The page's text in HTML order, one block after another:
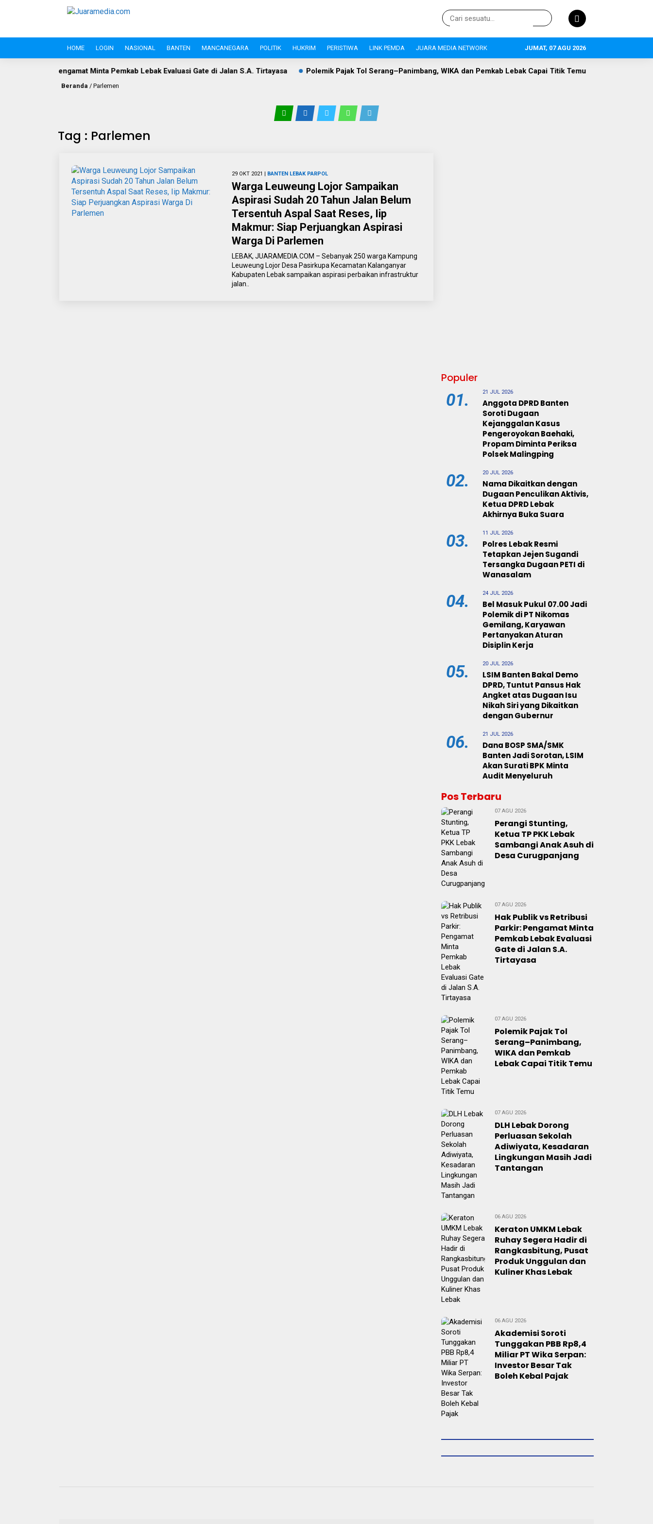
HOME LOGIN NASIONAL BANTEN MANCANEGARA POLITIK HUKRIM PERISTIWA LINK PEMDA JUARA MEDIA NETWORK JUMAT, 07 AGU 2026
Minta Pemkab Lebak Evaluasi Gate di Jalan S.A. Tirtayasa Polemik Pajak Tol Serang–Panimbang, WIKA dan Pemkab Lebak Capai Titik Temu DLH Lebak Dorong Perluasan
Beranda / Parlemen
Tag : Parlemen
29 OKT 2021 | BANTEN LEBAK PARPOL
Warga Leuweung Lojor Sampaikan
Aspirasi Sudah 20 Tahun Jalan Belum
Tersentuh Aspal Saat Reses, Iip
Makmur: Siap Perjuangkan Aspirasi
Warga Di Parlemen
LEBAK, JUARAMEDIA.COM – Sebanyak 250 warga Kampung
Leuweung Lojor Desa Pasirkupa Kecamatan Kalanganyar
Kabupaten Lebak sampaikan aspirasi perbaikan infrastruktur
jalan..
Populer
01. 21 JUL 2026
Anggota DPRD Banten
Soroti Dugaan
Kejanggalan Kasus
Pengeroyokan Baehaki,
Propam Diminta Periksa
Polsek Malingping
02. 20 JUL 2026
Nama Dikaitkan dengan
Dugaan Penculikan Aktivis,
Ketua DPRD Lebak
Akhirnya Buka Suara
03. 11 JUL 2026
Polres Lebak Resmi
Tetapkan Jejen Sugandi
Tersangka Dugaan PETI di
Wanasalam
04. 24 JUL 2026
Bel Masuk Pukul 07.00 Jadi
Polemik di PT Nikomas
Gemilang, Karyawan
Pertanyakan Aturan
Disiplin Kerja
05. 20 JUL 2026
LSIM Banten Bakal Demo
DPRD, Tuntut Pansus Hak
Angket atas Dugaan Isu
Nikah Siri yang Dikaitkan
dengan Gubernur
06. 21 JUL 2026
Dana BOSP SMA/SMK
Banten Jadi Sorotan, LSIM
Akan Surati BPK Minta
Audit Menyeluruh
Pos Terbaru
07 AGU 2026
Perangi Stunting,
Ketua TP PKK Lebak
Sambangi Anak Asuh di
Desa Curugpanjang
07 AGU 2026
Hak Publik vs Retribusi
Parkir: Pengamat Minta
Pemkab Lebak Evaluasi
Gate di Jalan S.A.
Tirtayasa
07 AGU 2026
Polemik Pajak Tol
Serang–Panimbang,
WIKA dan Pemkab
Lebak Capai Titik Temu
07 AGU 2026
DLH Lebak Dorong
Perluasan Sekolah
Adiwiyata, Kesadaran
Lingkungan Masih Jadi
Tantangan
06 AGU 2026
Keraton UMKM Lebak
Ruhay Segera Hadir di
Rangkasbitung, Pusat
Produk Unggulan dan
Kuliner Khas Lebak
06 AGU 2026
Akademisi Soroti
Tunggakan PBB Rp8,4
Miliar PT Wika Serpan:
Investor Besar Tak
Boleh Kebal Pajak